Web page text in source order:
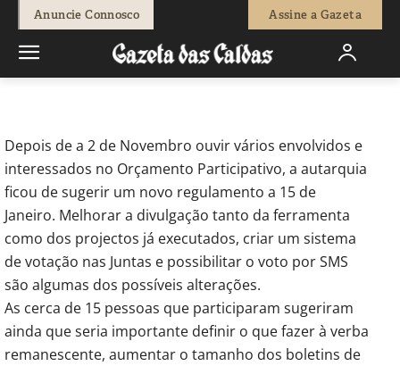
Anuncie Connosco Assine a Gazeta
Isaque Vicente - 906 0
Depois de a 2 de Novembro ouvir vários envolvidos e
interessados no Orçamento Participativo, a autarquia
ficou de sugerir um novo regulamento a 15 de
Janeiro. Melhorar a divulgação tanto da ferramenta
como dos projectos já executados, criar um sistema
de votação nas Juntas e possibilitar o voto por SMS
são algumas dos possíveis alterações.
As cerca de 15 pessoas que participaram sugeriram
ainda que seria importante definir o que fazer à verba
remanescente, aumentar o tamanho dos boletins de